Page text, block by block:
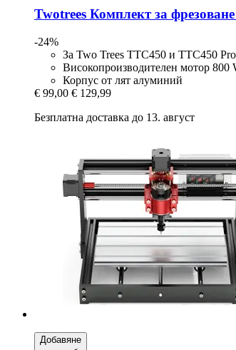
Twotrees Комплект за
-24%
За Two Trees TTC450 и TTC450 Pro
Високопроизводителен мотор 800
Корпус от лят алуминий
€ 99,00 € 129,99
Безплатна доставка до 13. август
Добавяне